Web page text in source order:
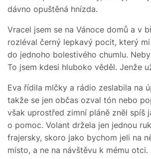
dávno opuštěná hnízda.
Vracel jsem se na Vánoce domů a v
rozléval černý lepkavý pocit, který
do jednoho bolestivého chumlu.
To jsem kdesi hluboko věděl. Jenže
Eva řídila mlčky a rádio zeslabila na
takže se jen občas ozval tón nebo
však uprostřed zimní pláně zněl spíš
o pomoc. Volant držela jen jednou
frajersky, skoro jako bychom jeli na
místo, a ne na návštěvu k mému otci.